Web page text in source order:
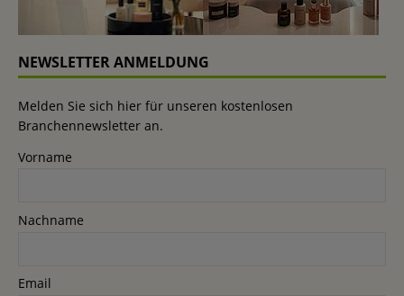
NEWSLETTER ANMELDUNG
Melden Sie sich hier für unseren kostenlosen
Branchennewsletter an.
Vorname
Nachname
Email